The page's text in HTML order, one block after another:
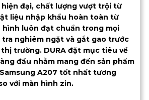
đại, chất lượng vượt trội từ
liệu nhập khẩu hoàn toàn từ
hình luôn đạt chuẩn trong mọi
tra nghiêm ngặt và gắt gao trước
trường. DURA đặt mục tiêu về
đầu nhằm mang đến sản phẩm
A207 tốt nhất tương
với màn hình zin.